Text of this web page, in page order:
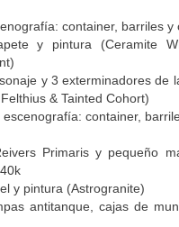
container, barriles y
y pintura (Ceramite
y 3 exterminadores de
& Tainted Cohort)
container,
Primaris y pequeño
y pintura (Astrogranite)
antitanque, cajas de